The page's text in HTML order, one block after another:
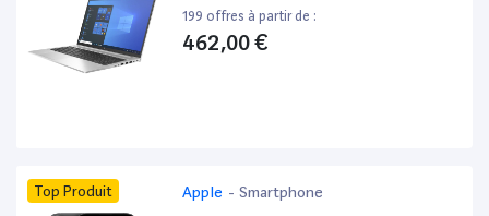
199 offres à partir de :
462,00 €
Top Produit Apple - Smartphone